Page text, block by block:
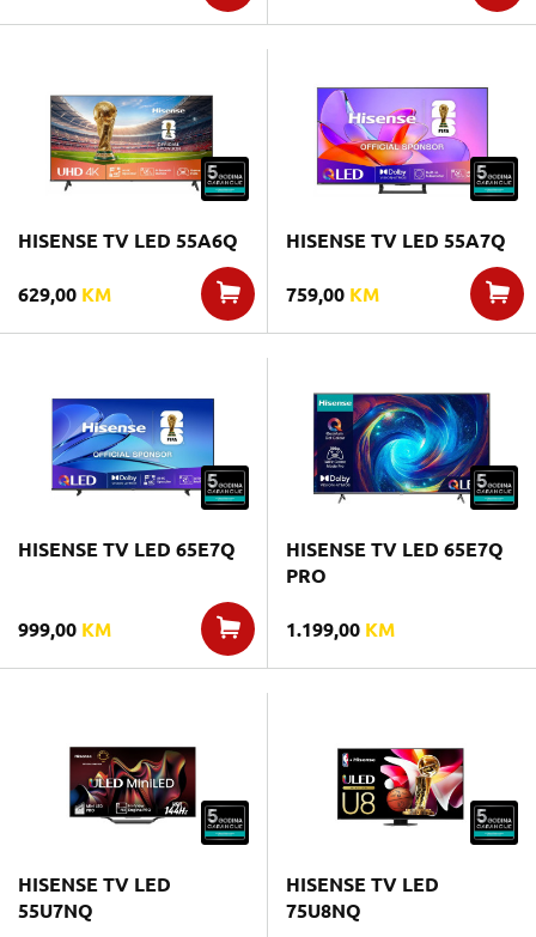
HISENSE TV LED 55A6Q
629,00 KM
HISENSE TV LED 55A7Q
759,00 KM
HISENSE TV LED 65E7Q
999,00 KM
HISENSE TV LED 65E7Q
PRO
1.199,00 KM
HISENSE TV LED
55U7NQ
HISENSE TV LED
75U8NQ